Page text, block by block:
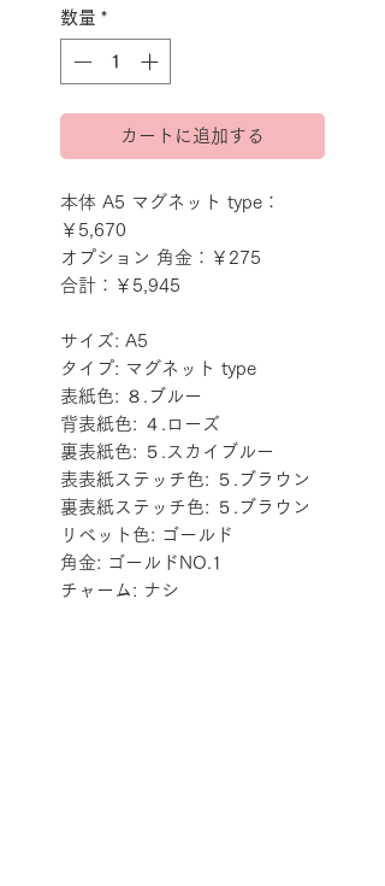
数量 *
カートに追加する
本体 A5 マグネット type：
￥5,670
オプション 角金：￥275
合計：￥5,945
サイズ: A5
タイプ: マグネット type
表紙色: ８.ブルー
背表紙色: ４.ローズ
裏表紙色: ５.スカイブルー
表表紙ステッチ色: ５.ブラウン
裏表紙ステッチ色: ５.ブラウン
リベット色: ゴールド
角金: ゴールドNO.1
チャーム: ナシ